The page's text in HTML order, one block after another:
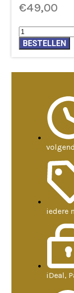
€49,00
Meditatiekussen
Veelkleurig
vintage
zijde
BESTELLEN
iedere
iDeal,